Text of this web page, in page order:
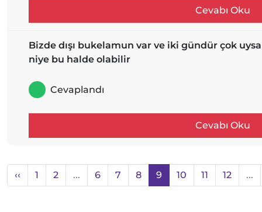
Cevabı Oku
Bizde dışı bukelamun var ve iki gündür çok
niye bu halde olabilir
Cevaplandı
Cevabı Oku
‹‹ 1 2 ... 6 7 8 9 10 11 12 ...